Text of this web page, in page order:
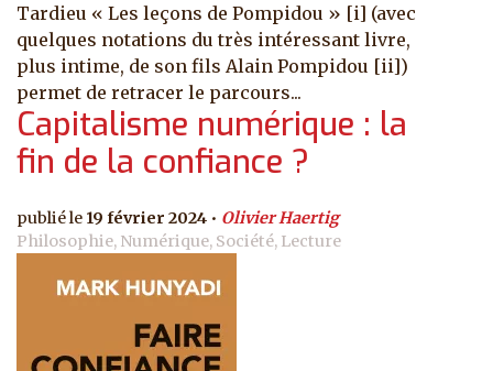
Tardieu « Les leçons de Pompidou » [i] (avec
quelques notations du très intéressant livre,
plus intime, de son fils Alain Pompidou [ii])
permet de retracer le parcours...
Capitalisme numérique : la
fin de la confiance ?
19 février 2024
Olivier Haertig
Philosophie, Numérique, Société, Lecture